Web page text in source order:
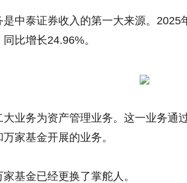
是中泰证券收入的第一大来源。2025
比增长24.96%。
大业务为资产管理业务。这一业务通
家基金开展的业务。
基金已经更换了掌舵人。